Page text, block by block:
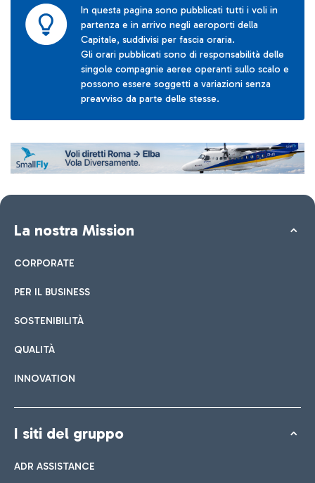
In questa pagina sono pubblicati tutti i voli in
partenza e in arrivo negli aeroporti della
Capitale, suddivisi per fascia oraria.
Gli orari pubblicati sono di responsabilità delle
singole compagnie aeree operanti sullo scalo e
possono essere soggetti a variazioni senza
preavviso da parte delle stesse.
La nostra Mission
CORPORATE
PER IL BUSINESS
SOSTENIBILITÀ
QUALITÀ
INNOVATION
I siti del gruppo
ADR ASSISTANCE